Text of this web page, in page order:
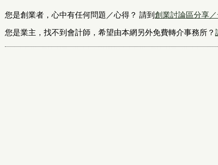
您是創業者，心中有任何問題／心得？ 請到 創業討論區分享
您是業主，找不到會計師，希望由本網另外免費轉介事務所？